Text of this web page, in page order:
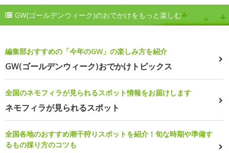
GW(ゴールデンウィーク)のおでかけをもっと楽しむ
編集部おすすめの「今年のGW」の楽しみ方を紹介
GW(ゴールデンウィーク)おでかけトピックス
全国のネモフィラが見られるスポット情報をお届けします
ネモフィラが見られるスポット
全国各地のおすすめ潮干狩りスポットを紹介！旬な時期や準備す
るもの採り方のコツも